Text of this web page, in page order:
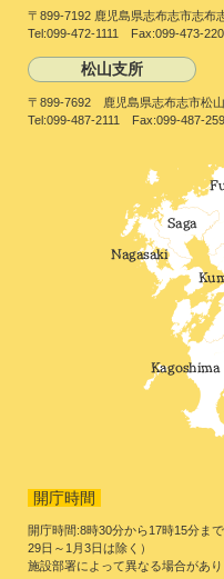
〒899-7192 鹿児島県志布志市志布
Tel:099-472-1111 Fax:099-473-
松山支所
〒899-7692 鹿児島県志布志市松
Tel:099-487-2111 Fax:099-487-
開庁時間
開庁時間:8時30分から17時15分ま
29日～1月3日は除く）
施設部署によって異なる場合があり